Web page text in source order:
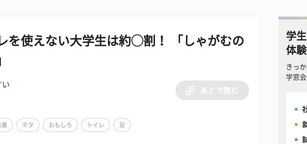
を使えない大学生は約◯割！ 「しゃがむの
い
あとで読む
書 ネタ おもしろ トイレ 足
学
体
きっ
学窓